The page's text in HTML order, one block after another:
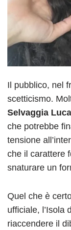
Il pubblico, nel
scetticismo.
Selvaggia
che potrebbe
tensione
che il carattere
snaturare un
Quel che è
ufficiale, l’Isola
riaccendere il